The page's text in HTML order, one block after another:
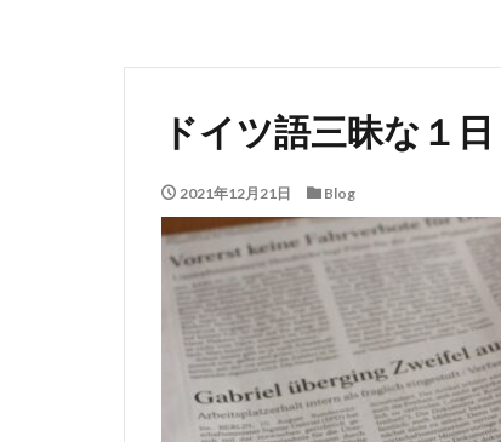
ドイツ語三昧な１日
2021年12月21日 Blog